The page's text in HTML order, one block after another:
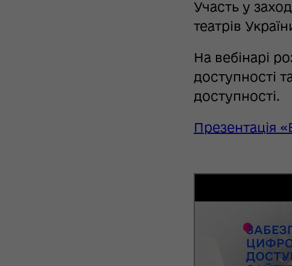
Участь у
театрів
На вебінарі
доступності
доступності.
Презентація